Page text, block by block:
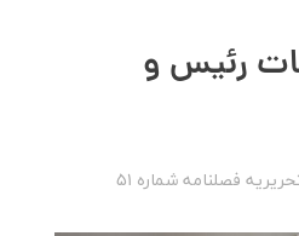
رئیس و
فصلنامه شماره 51